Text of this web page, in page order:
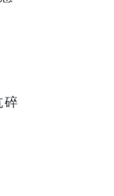
碎